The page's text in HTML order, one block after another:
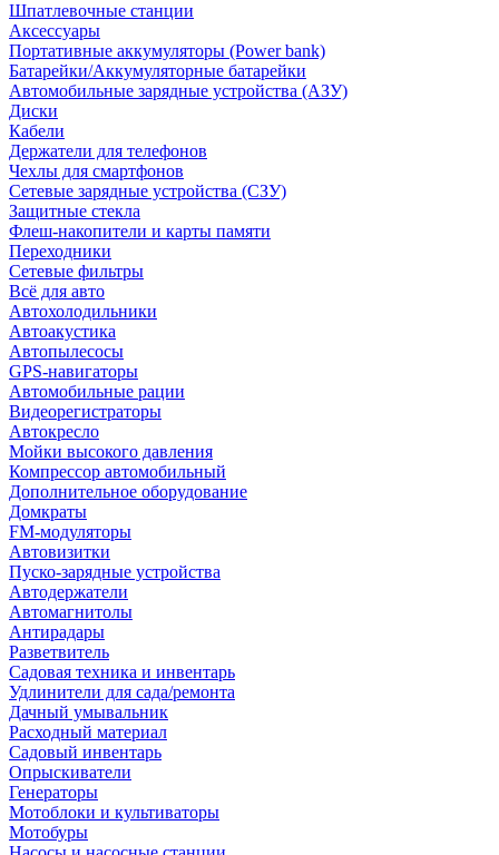
Шпатлевочные станции
Аксессуары
Портативные аккумуляторы (Power bank)
Батарейки/Аккумуляторные батарейки
Автомобильные зарядные устройства (АЗУ)
Диски
Кабели
Держатели для телефонов
Чехлы для смартфонов
Сетевые зарядные устройства (СЗУ)
Защитные стекла
Флеш-накопители и карты памяти
Переходники
Сетевые фильтры
Всё для авто
Автохолодильники
Автоакустика
Автопылесосы
GPS-навигаторы
Автомобильные рации
Видеорегистраторы
Автокресло
Мойки высокого давления
Компрессор автомобильный
Дополнительное оборудование
Домкраты
FM-модуляторы
Автовизитки
Пуско-зарядные устройства
Автодержатели
Автомагнитолы
Антирадары
Разветвитель
Садовая техника и инвентарь
Удлинители для сада/ремонта
Дачный умывальник
Расходный материал
Садовый инвентарь
Опрыскиватели
Генераторы
Мотоблоки и культиваторы
Мотобуры